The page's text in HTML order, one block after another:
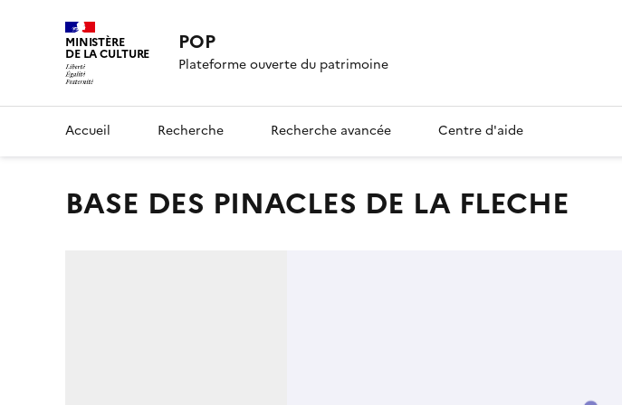
MINISTÈRE
DE LA CULTURE POP
Plateforme ouverte du patrimoine
Accueil Recherche Recherche avancée Centre d'aide
BASE DES PINACLES DE LA FLECHE